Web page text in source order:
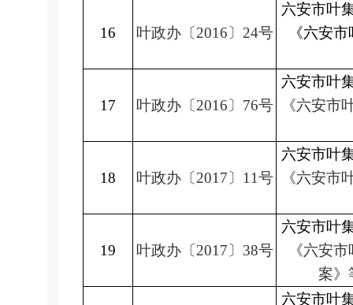
16 叶政办〔 2016 〕 24号
六安市叶
《六安
17 叶政办〔 2016 〕 76号
六安市叶
《六安市
18 叶政办〔 2017 〕 11号
六安市叶
《六安市
19 叶政办〔 2017 〕 38号
六安市叶
《六安
案》
六安市叶